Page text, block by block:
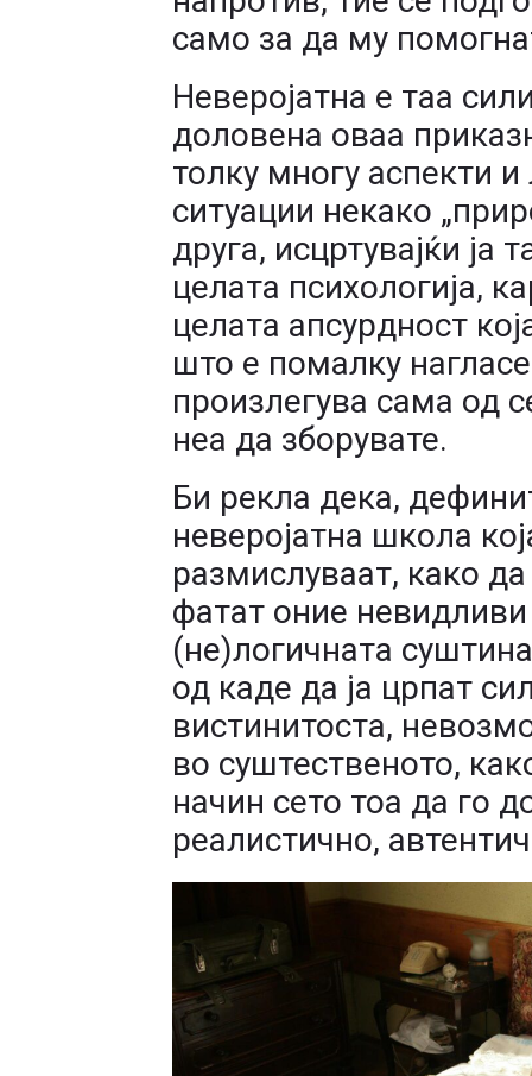
само за да му
Неверојатна е таа
доловена оваа
толку многу аспекти
ситуации некако
друга, исцртувајќи ја
целата психологија,
целата апсурдност
што е помалку
произлегува сама од
неа да зборувате.
Би рекла дека,
неверојатна школа
размислуваат, како
фатат оние
(не)логичната
од каде да ја црпат
вистинитоста,
во суштественото,
начин сето тоа да го
реалистично,